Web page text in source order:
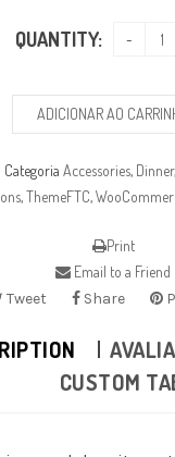
QUANTITY:
ADICIONAR AO
Categoria Accessories, Dinner,
,ThemeFTC,
Print
Email to a Friend
Tweet
Share
CUSTOM